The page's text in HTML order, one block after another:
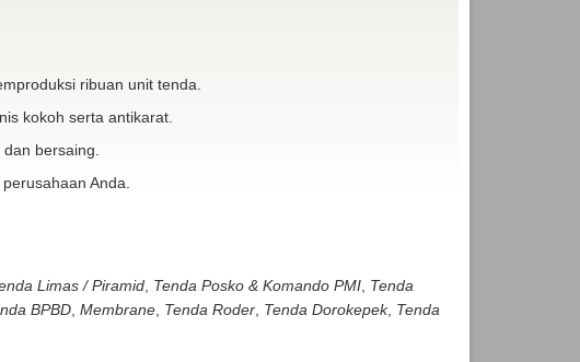
ribuan unit tenda.
kokoh serta antikarat.
bersaing.
Anda.
Limas / Piramid, Tenda Posko & Komando PMI, Tenda
BPBD, Membrane, Tenda Roder, Tenda Dorokepek, Tenda